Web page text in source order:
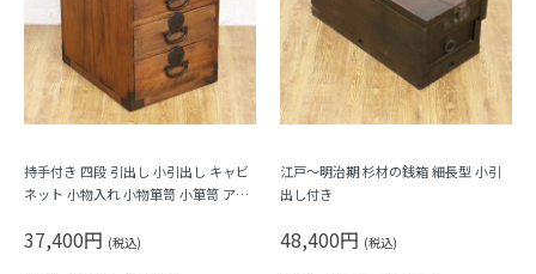
持手付き 四段 引出し 小引出し キャビ
ネット 小物入れ 小物箪笥 小箪笥 アン
37,400円 (税込)
江戸～明治期 杉材の銭箱 細長型 小引
出し付き
48,400円 (税込)